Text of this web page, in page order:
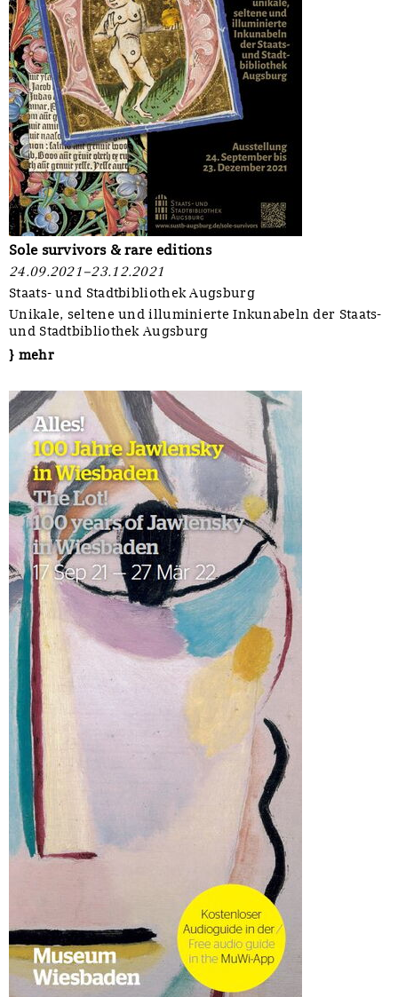
Sole survivors & rare editions
24.09.2021–23.12.2021
Staats- und Stadtbibliothek Augsburg
Unikale, seltene und illuminierte Inkunabeln der Staats-
und Stadtbibliothek Augsburg
} mehr